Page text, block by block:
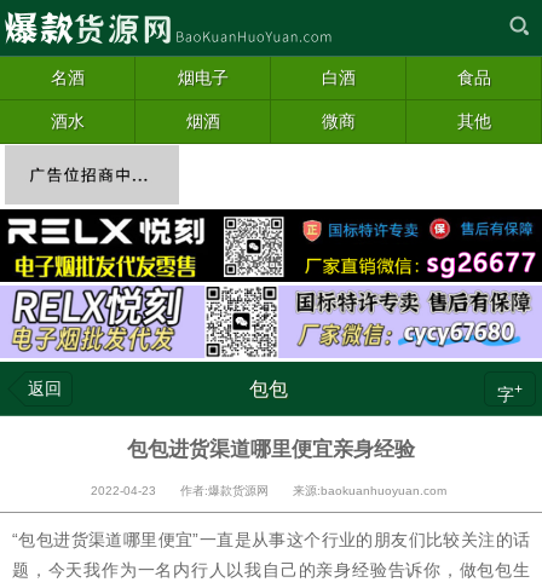
名酒 烟电子 白酒 食品
酒水 烟酒 微商 其他
返回 包包 字+
包包进货渠道哪里便宜亲身经验
2022-04-23 作者:爆款货源网 来源:baokuanhuoyuan.com
“包包进货渠道哪里便宜”一直是从事这个行业的朋友们比较关注的话
题，今天我作为一名内行人以我自己的亲身经验告诉你，做包包生